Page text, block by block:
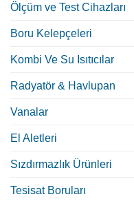
Ölçüm ve Test Cihazları
Boru Kelepçeleri
Kombi Ve Su Isıtıcılar
Radyatör & Havlupan
Vanalar
El Aletleri
Sızdırmazlık Ürünleri
Tesisat Boruları